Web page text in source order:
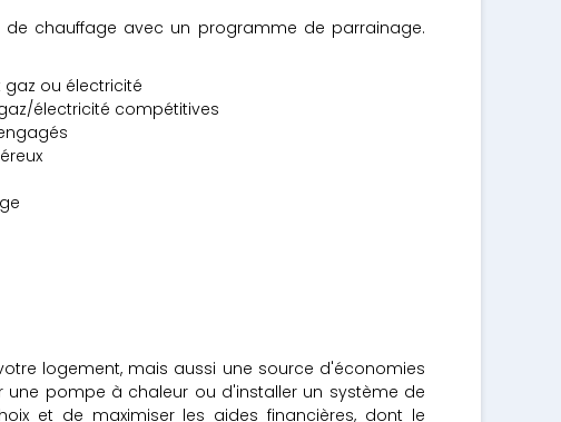
de chauffage avec un programme de parrainage.
ou électricité
électricité compétitives
logement, mais aussi une source d'économies
une pompe à chaleur ou d'installer un système de
et de maximiser les aides financières, dont le